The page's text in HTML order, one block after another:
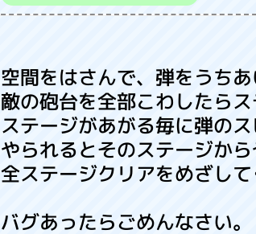
空間をはさんで、弾をうちあ
敵の砲台を全部こわしたら
ステージがあがる毎に弾の
やられるとそのステージから
全ステージクリアをめざして
バグあったらごめんなさい。